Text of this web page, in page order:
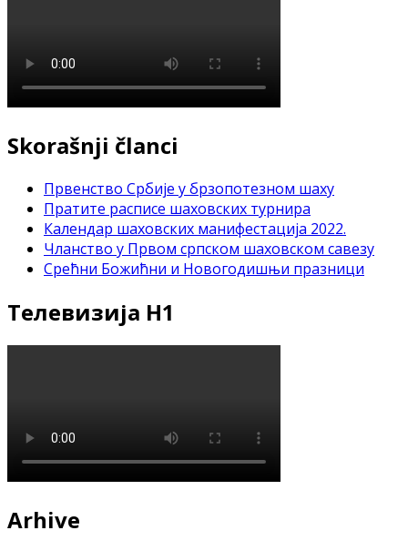
Skorašnji članci
Првенство Србије у брзопотезном шаху
Пратите расписе шаховских турнира
Календар шаховских манифестација 2022.
Чланство у Првом српском шаховском савезу
Срећни Божићни и Новогодишњи празници
Телевизија Н1
Arhive